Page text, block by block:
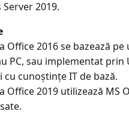
2019.
Office 2016 se bazează
PC, sau implementat prin
cunoștințe IT de bază.
Office 2019 utilizează MS